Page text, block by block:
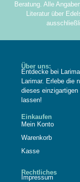
Beratung. Alle
Literatur über
Über uns:
Entdecke bei
Larimar. Erlebe die
dieses
lassen!
Einkaufen
Mein Konto
Warenkorb
Kasse
Rechtliches
Impressum